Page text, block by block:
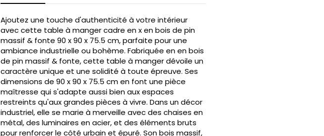
Ajoutez une touche d'authenticité à votre intérieur
avec cette table à manger cadre en x en bois de pin
massif & fonte 90 x 90 x 75.5 cm, parfaite pour une
ambiance industrielle ou bohème. Fabriquée en en bois
de pin massif & fonte, cette table à manger dévoile un
caractère unique et une solidité à toute épreuve. Ses
dimensions de 90 x 90 x 75.5 cm en font une pièce
maîtresse qui s'adapte aussi bien aux espaces
restreints qu'aux grandes pièces à vivre. Dans un décor
industriel, elle se marie à merveille avec des chaises en
métal, des luminaires en acier, et des éléments bruts
pour renforcer le côté urbain et épuré. Son bois massif,